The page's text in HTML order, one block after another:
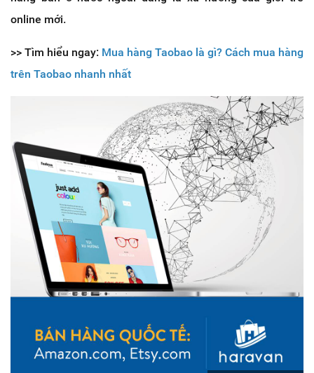
online mới.
>> Tìm hiểu ngay: Mua hàng Taobao là gì? Cách mua hàng
trên Taobao nhanh nhất